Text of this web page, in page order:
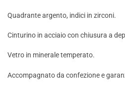
Quadrante argento, indici in zirconi.
Cinturino in acciaio con chiusura a
Vetro in minerale temperato.
Accompagnato da confezione e